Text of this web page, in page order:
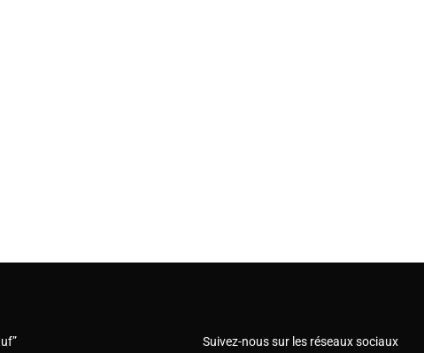
Suivez-nous sur les réseaux sociaux